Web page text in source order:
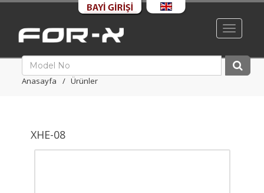
Toggle
Anasayfa Ürünler
XHE-08